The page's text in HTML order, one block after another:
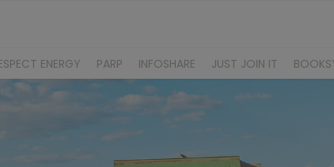
ENERGY PARP INFOSHARE JUST JOIN IT